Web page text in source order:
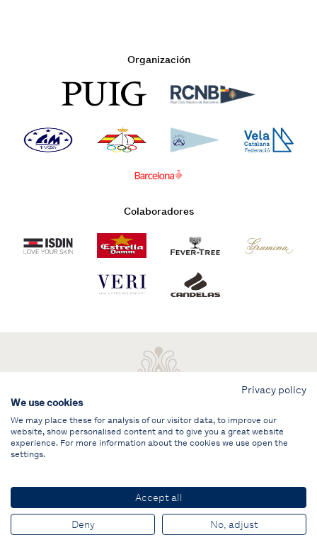
Organización
Colaboradores
ÁREA PRIVADA
© PUIG Vela Clàssica Barcelona
Privacy policy
We use cookies
We may place these for analysis of our visitor data, to improve our
website, show personalised content and to give you a great website
experience. For more information about the cookies we use open the
settings.
Accept all
Deny No, adjust